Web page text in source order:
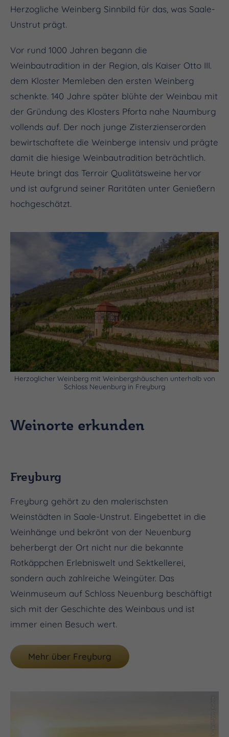
Herzogliche Weinberg Sinnbild für das, was Saale-
Unstrut prägt.
Vor rund 1000 Jahren begann die
Weinbautradition in der Region, als Kaiser Otto III.
dem Kloster Memleben den ersten Weinberg
schenkte. 140 Jahre später blühte der Weinbau mit
der Gründung des Klosters Pforta nahe Naumburg
vollends auf. Der noch junge Zisterzienserorden
bewirtschaftete die Weinberge intensiv und prägte
damit die hiesige Weinbautradition beträchtlich.
Heute bringt das Terroir Qualitätsweine hervor
und ist aufgrund seiner Raritäten unter Genießern
hochgeschätzt.
(c) Saale-Unstrut-Tourismus e.V., Falko Matte
Herzoglicher Weinberg mit Weinbergshäuschen unterhalb von
Schloss Neuenburg in Freyburg
Weinorte erkunden
Freyburg
Freyburg gehört zu den malerischsten
Weinstädten in Saale-Unstrut. Eingebettet in die
Weinhänge und bekrönt von der Neuenburg
beherbergt der Ort nicht nur die bekannte
Rotkäppchen Erlebniswelt und Sektkellerei,
sondern auch zahlreiche Weingüter. Das
Weinmuseum auf Schloss Neuenburg beschäftigt
sich mit der Geschichte des Weinbaus und ist
immer einen Besuch wert.
Mehr über Freyburg